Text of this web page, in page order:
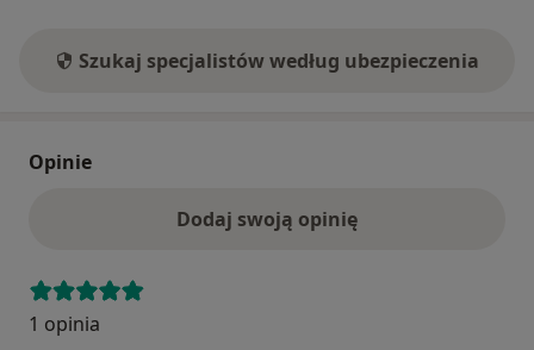
Szukaj specjalistów według ubezpieczenia
Opinie
Dodaj swoją opinię
1 opinia